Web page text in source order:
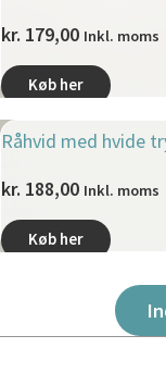
kr. 179,00 Inkl. moms
Køb her
Råhvid med hvide
kr. 188,00 Inkl. moms
Køb her